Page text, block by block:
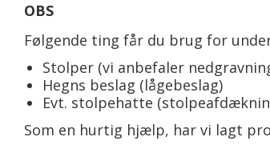
OBS
Følgende ting får du brug for
Stolper (vi anbefaler
Hegns beslag (lågebeslag)
Evt. stolpehatte
Som en hurtig hjælp, har vi lagt